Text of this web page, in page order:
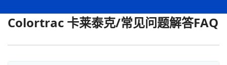
Colortrac 卡莱泰克/常见问题解答FAQ